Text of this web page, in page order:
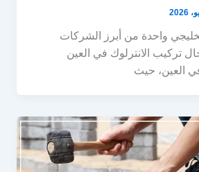
واحدة من أبرز الشركات
تركيب الانترلوك في العين
العين، حيث